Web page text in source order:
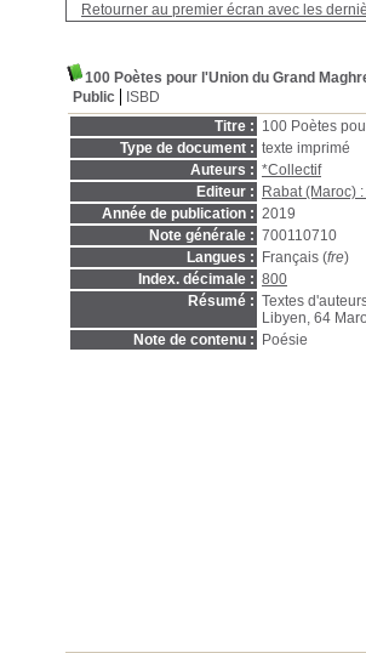
Retourner au premier écran avec les
100 Poètes pour l'Union du Grand
Public
ISBD
Titre : 100 Poètes
Type de document : texte imprimé
Auteurs : *Collectif
Editeur :
Rabat (Maroc)
Année de publication : 2019
Note générale : 700110710
Langues :
Français (fre)
Index. décimale : 800
Résumé : Textes
Libyen, 64
Note de contenu :
Poésie